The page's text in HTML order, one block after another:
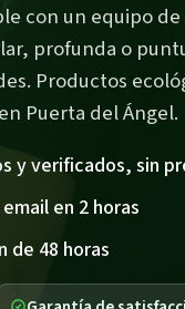
con un equipo de
profunda o
Productos
Puerta del Ángel.
y verificados, sin
en 2 horas
de 48 horas